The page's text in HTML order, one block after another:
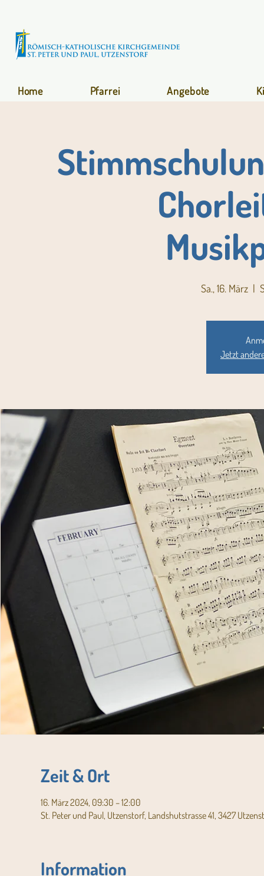
Home Pfarrei Angebote
Sa., 16. März
  |
Jetzt
Zeit & Ort
16. März 2024, 09:30 – 12:00
St. Peter und Paul, Utzenstorf, Landshutstrasse 41, 3427
Information